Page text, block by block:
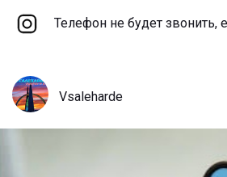
Телефон не будет звонить,
Vsaleharde